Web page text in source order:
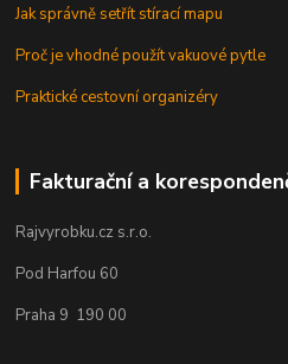
Jak správně setřít stírací mapu
Proč je vhodné použít vakuové pytle
Praktické cestovní organizéry
Fakturační a
Rajvyrobku.cz s.r.o.
Pod Harfou 60
Praha 9 190 00